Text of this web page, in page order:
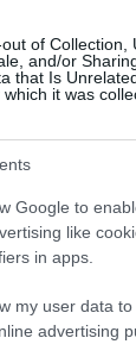
of Collection,
and/or
that Is
it was
Google to
like
in apps.
my user data
advertising
„talán”-okra
az a
hogy kit is
mit vársz el
Sok boldog
a
nem
pár kellemes